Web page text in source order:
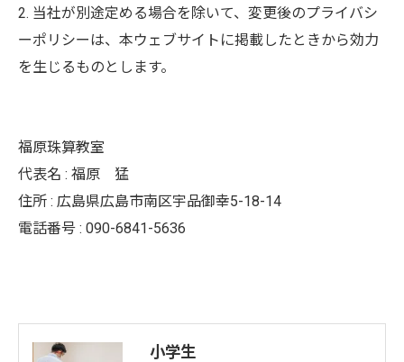
2. 当社が別途定める場合を除いて、変更後のプライバシ
ーポリシーは、本ウェブサイトに掲載したときから効力
を生じるものとします。
福原珠算教室
代表名 : 福原 猛
住所 : 広島県広島市南区宇品御幸5-18-14
電話番号 : 090-6841-5636
小学生